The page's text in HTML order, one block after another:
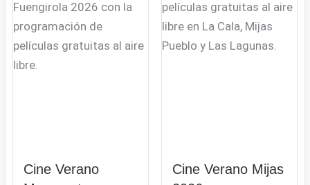
Cine Verano
Cine Verano Mijas